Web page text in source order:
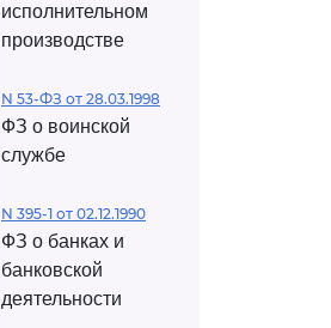
исполнительном
производстве
N 53-ФЗ от 28.03.1998
ФЗ о воинской
службе
N 395-1 от 02.12.1990
ФЗ о банках и
банковской
деятельности